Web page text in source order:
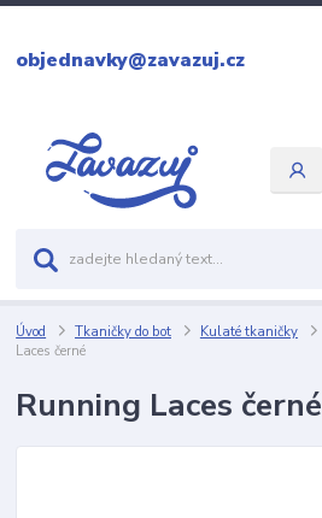
objednavky@zavazuj.cz
Úvod Tkaničky do bot Kulaté tkaničky
Laces černé
Running Laces černé